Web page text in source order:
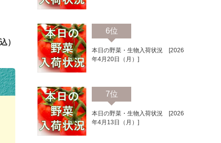
）
6位
本日の野菜・生物入荷状況 [2026
年4月20日（月）]
7位
本日の野菜・生物入荷状況 [2026
年4月13日（月）]